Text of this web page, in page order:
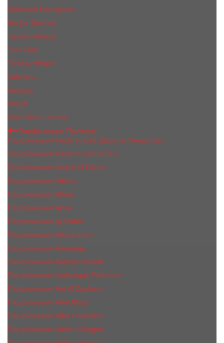
Salvatore Ferragamo
Sergio Tacchini
Tiziana Terenzi
Tom Ford
Tommy Hilfiger
Valentino
Versace
Xerjoff
Yves Saint Laurent
Парфюмерия Премиум
Парфюмерия Made In UAE (Духи из Эмиратов)
Парфюмерия Made In UAE A Plus
Парфюмерия Acqua Di Parma
Парфюмерия Adisha
Парфюмерия Afnan
Парфюмерия Ajmal
Парфюмерия Aj Arabia
Парфюмерия Alexandre J.
Парфюмерия Amouage
Парфюмерия Antonio Maretti
Парфюмерия Arabesque Perfumes
Парфюмерия Ard Al Zaafaran
Парфюмерия ArteOlfatto
Парфюмерия Attar Collection
Парфюмерия Atelier Cologne